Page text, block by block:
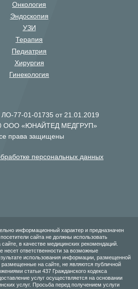
Онкология
Эндоскопия
УЗИ
Терапия
Педиатрия
Хирургия
Гинекология
77-01-01735 от 21.01.2019
ООО «ЮНАЙТЕД МЕДГРУП»
права защищены
персональных данных
информационный характер и предназначен
сайта не должны использовать
в качестве медицинских рекомендаций.
ответственности за возможные
использования информации, размещенной
на сайте, не являются публичной
статьи 437 Гражданского кодекса
услуг осуществляется на основании
услуг. Просьба перед получением услуги